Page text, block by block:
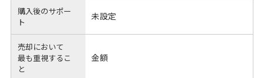
購入後のサポー
ト
未設定
売却において
最も重視するこ
と
金額